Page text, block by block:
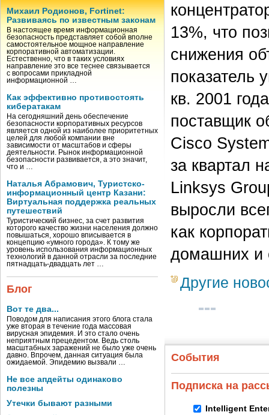
Михаил Родионов, Fortinet:
Развиваясь по известным законам
В настоящее время информационная
безопасность представляет собой вполне
самостоятельное мощное направление
корпоративной автоматизации.
Естественно, что в таких условиях
направление это все теснее связывается
с вопросами прикладной
информационной …
Как эффективно противостоять
кибератакам
На сегодняшний день обеспечение
безопасности корпоративных ресурсов
является одной из наиболее приоритетных
целей для любой компании вне
зависимости от масштабов и сферы
деятельности. Рынок информационной
безопасности развивается, а это значит,
что и …
Наталья Абрамович, Туристско-
информационный центр Казани:
Виртуальная поддержка реальных
путешествий
Туристический бизнес, за счет развития
которого качество жизни населения должно
повышаться, хорошо вписывается в
концепцию «умного города». К тому же
уровень использования информационных
технологий в данной отрасли за последние
пятнадцать-двадцать лет …
Блог
Вот те два...
Поводом для написания этого блога стала
уже вторая в течение года массовая
вирусная эпидемия. И это стало очень
неприятным прецедентом. Ведь столь
масштабных заражений не было уже очень
давно. Впрочем, данная ситуация была
ожидаемой. Эпидемию вызвали …
Не все апдейты одинаково
полезны
Утечки бывают разными
13%, что
снижения
показатель
кв. 2001
поставщик
Cisco
за квартал
Linksys
выросли
как
домашних и
Другие
События
Подписка на
Intelligent